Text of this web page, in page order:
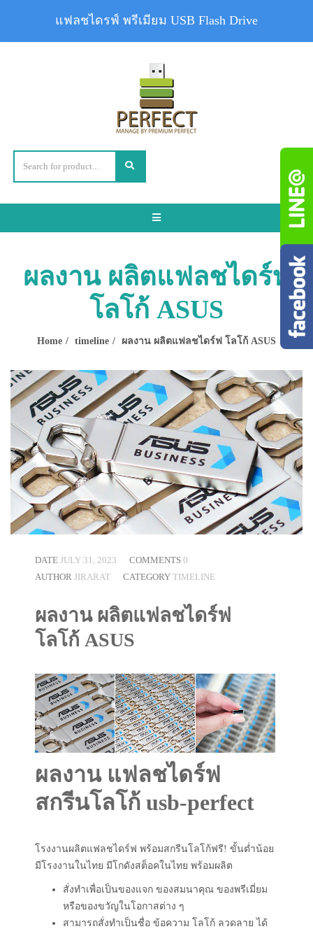
Toggle
ผลงาน ผลิตแฟลชไดร์ฟ
โลโก้ ASUS
Home timeline ผลงาน ผลิตแฟลชไดร์ฟ โลโก้ ASUS
DATE JULY 31, 2023 COMMENTS 0
AUTHOR JIRARAT CATEGORY TIMELINE
ผลงาน ผลิตแฟลชไดร์ฟ
โลโก้ ASUS
ผลงาน แฟลชไดร์ฟ
สกรีนโลโก้ usb-perfect
โรงงานผลิตแฟลชไดร์ฟ พร้อมสกรีนโลโก้ฟรี! ขั้นต่ำน้อย
มีโรงงานในไทย มีโกดังสต็อคในไทย พร้อมผลิต
สั่งทำเพื่อเป็นของแจก ของสมนาคุณ ของพรีเมี่ยม
หรือของขวัญในโอกาสต่าง ๆ
สามารถสั่งทำเป็นชื่อ ข้อความ โลโก้ ลวดลาย ได้
แฟลชไดรฟ์ พรีเมียม USB Flash Drive